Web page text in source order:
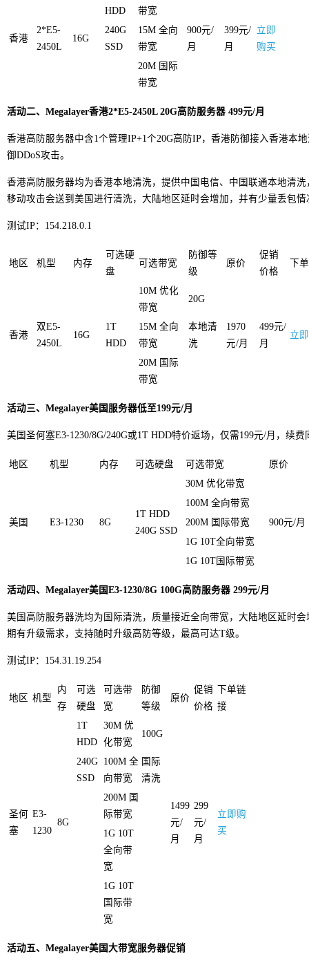
香港
2*E5-
2450L
16G
HDD
带宽
900元/
月
399元/
月
立即
购买
240G
SSD
15M 全向
带宽
20M 国际
带宽
活动二、Megalayer香港2*E5-2450L 20G高防服务器 499元/月
香港高防服务器中含1个管理IP+1个20G高防IP，香港防御接入香港本
御DDoS攻击。
香港高防服务器均为香港本地清洗，提供中国电信、中国联通本地清
移动攻击会送到美国进行清洗，大陆地区延时会增加，并有少量丢包情
测试IP：154.218.0.1
地区 机型 内存
可选硬
盘
可选带宽
防御等
级
原价
促销
价格
下
香港
双E5-
2450L
16G
1T
HDD
10M 优化
带宽
20G
1970
元/月
499元/
月
立
15M 全向
带宽
本地清
洗
20M 国际
带宽
活动三、Megalayer美国服务器低至199元/月
美国圣何塞E3-1230/8G/240G或1T HDD特价返场，仅需199元/月，续费
地区 机型 内存 可选硬盘 可选带宽 原价
美国 E3-1230 8G
1T HDD
240G SSD
30M 优化带宽
900元/月
100M 全向带宽
200M 国际带宽
1G 10T全向带宽
1G 10T国际带宽
活动四、Megalayer美国E3-1230/8G 100G高防服务器 299元/月
美国高防服务器洗均为国际清洗，质量接近全向带宽，大陆地区延时
期有升级需求，支持随时升级高防等级，最高可达T级。
测试IP：154.31.19.254
地区 机型
内
存
可选
硬盘
可选带
宽
防御
等级
原价
促销
价格
下单链
接
圣何
塞
E3-
1230
8G
1T
HDD
30M 优
化带宽
100G
1499
元/
月
299
元/
月
立即购
买
240G
SSD
100M 全
向带宽
国际
清洗
200M 国
际带宽
1G 10T
全向带
宽
1G 10T
国际带
宽
活动五、Megalayer美国大带宽服务器促销